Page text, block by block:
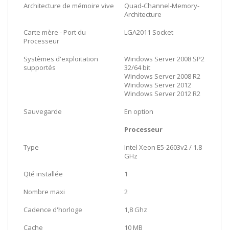
Architecture de mémoire vive
Quad-Channel-Memory-
Architecture
Carte mère - Port du
Processeur
LGA2011 Socket
Systèmes d'exploitation
supportés
Windows Server 2008 SP2
32/64 bit
Windows Server 2008 R2
Windows Server 2012
Windows Server 2012 R2
Sauvegarde
En option
Processeur
Type
Intel Xeon E5-2603v2 / 1.8
GHz
Qté installée
1
Nombre maxi
2
Cadence d'horloge
1,8 Ghz
Cache
10 MB